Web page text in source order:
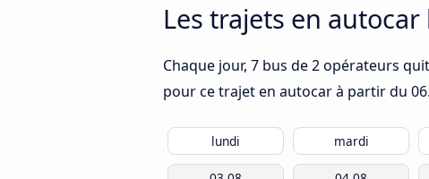
Les trajets en
Chaque jour, 7 bus de 2 opérateurs
pour ce trajet en autocar à partir du
lundi mardi